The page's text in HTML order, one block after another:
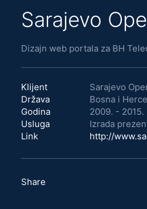
Sarajevo
Dizajn web portala za BH
Klijent
Sarajevo
Država
Bosna i
Godina
2009. - 2015.
Usluga
Izrada
Link
http://
Share